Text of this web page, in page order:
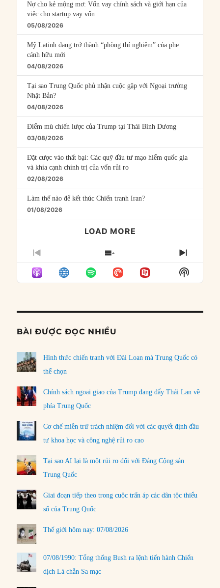
Nợ cho kẻ mộng mơ: Vốn vay chính sách và giới hạn của
việc cho startup vay vốn
05/08/2026
Mỹ Latinh đang trở thành “phòng thí nghiệm” của phe
cánh hữu mới
04/08/2026
Tại sao Trung Quốc phủ nhận cuộc gặp với Ngoại trưởng
Nhật Bản?
04/08/2026
Điểm mù chiến lược của Trump tại Thái Bình Dương
03/08/2026
Đặt cược vào thất bại: Các quỹ đầu tư mạo hiểm quốc gia
và khía cạnh chính trị của vốn rủi ro
02/08/2026
Làm thế nào để kết thúc Chiến tranh Iran?
01/08/2026
LOAD MORE
PREVIOUS
EPISODE
SHOW
EPISODES
LIST
NEXT
Show
Podcast
BÀI ĐƯỢC ĐỌC NHIỀU
Hình thức chiến tranh với Đài Loan mà Trung Quốc có
thể chọn
Chính sách ngoại giao của Trump đang đẩy Thái Lan về
phía Trung Quốc
Cơ chế miễn trừ trách nhiệm đối với các quyết định đầu
tư khoa học và công nghệ rủi ro cao
Tại sao AI lại là một rủi ro đối với Đảng Cộng sản
Trung Quốc
Giai đoạn tiếp theo trong cuộc trấn áp các dân tộc thiểu
số của Trung Quốc
Thế giới hôm nay: 07/08/2026
07/08/1990: Tổng thống Bush ra lệnh tiến hành Chiến
dịch Lá chắn Sa mạc